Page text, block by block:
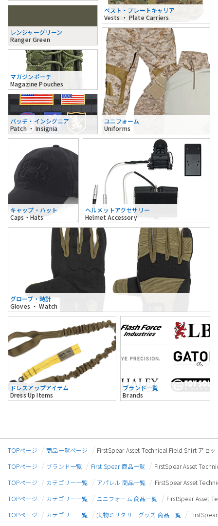
レンジャーグリーン
Ranger Green
ベスト・プレートキャリア
Vests ・ Plate Carriers
マガジンポーチ
Magazine Pouches
パッチ・インシグニア
Patch ・ Insignia
ユニフォーム
Uniforms
キャップ・ハット
Caps・Hats
ヘルメットアクセサリー
Helmet Accessory
グローブ・時計
Gloves ・ Watch
ドレスアップアイテム
Dress Up Items
ブランド一覧
Brands
TOPページ 商品一覧ページ
FirstSpear Asset Technical Field Shirt アセッ
TOPページ
ブランド一覧 First Spear 商品一覧
FirstSpear Asset
TOPページ
カテゴリー一覧 アパレル 商品一覧
FirstSpear Asset
TOPページ
カテゴリー一覧 ユニフォーム 商品一覧
FirstSpear Asset
TOPページ
カテゴリー一覧 実物ミリタリーグッズ 商品一覧